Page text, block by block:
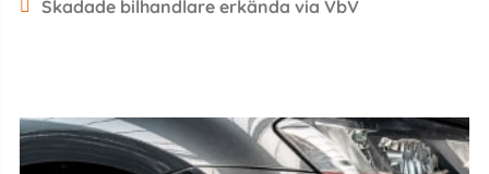
Skadade bilhandlare erkända via VbV